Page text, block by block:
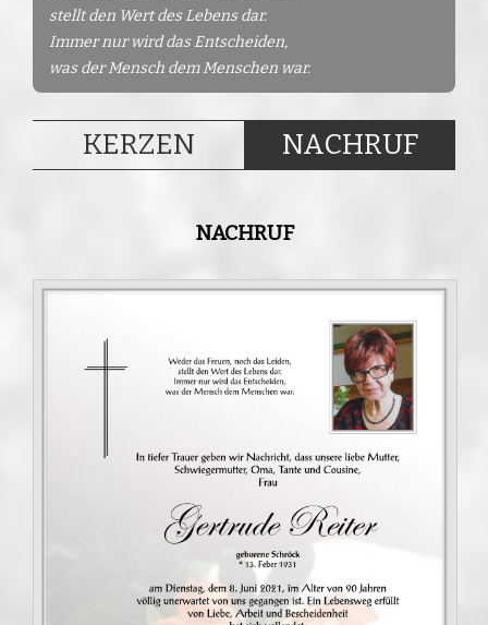
stellt den Wert des Lebens dar.
Immer nur wird das Entscheiden,
was der Mensch dem Menschen war.
KERZEN NACHRUF
NACHRUF